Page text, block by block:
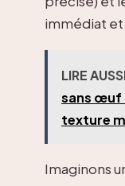
immédiat et
LIRE
sans œuf
texture
Imaginons